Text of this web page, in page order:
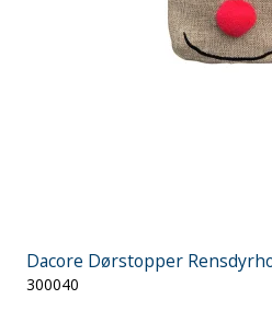
Dacore Dørstopper
300040